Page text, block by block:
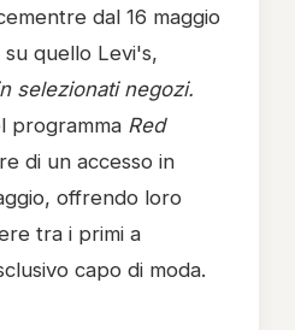
dal 16 maggio
su quello Levi's,
selezionati negozi.
programma Red
di un accesso in
offrendo loro
tra i primi a
capo di moda.